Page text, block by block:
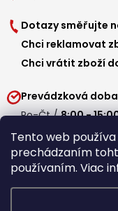
Tento web
prechádzaním
používaním. Viac
Dotazy směřujte
Chci reklamovat
Chci vrátit zboží
Prevádzková doba
Po-Čt /8:00 -
Pá / 7:30 - 14:30
Obedňajšia